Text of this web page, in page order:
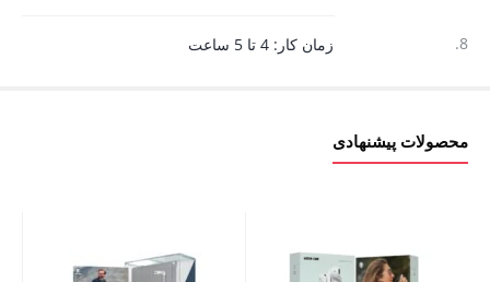
8. زمان کار: 4 تا 5 ساعت
محصولات پیشنهادی